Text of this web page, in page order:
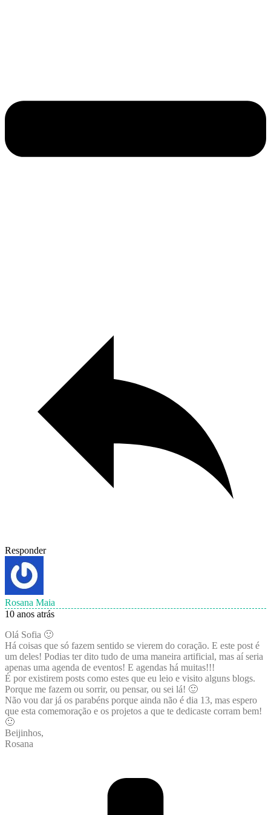
Responder
Rosana Maia
10 anos atrás
Olá Sofia 🙂
Há coisas que só fazem sentido se vierem do coração. E este post é
um deles! Podias ter dito tudo de uma maneira artificial, mas aí seria
apenas uma agenda de eventos! E agendas há muitas!!!
É por existirem posts como estes que eu leio e visito alguns blogs.
Porque me fazem ou sorrir, ou pensar, ou sei lá! 🙂
Não vou dar já os parabéns porque ainda não é dia 13, mas espero
que esta comemoração e os projetos a que te dedicaste corram bem!
🙂
Beijinhos,
Rosana